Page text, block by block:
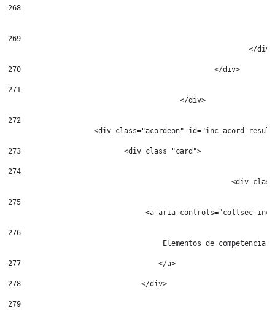
268
269
</
270
						</div>
271
272
<div class="acordeon" id="inc-acord-
273
                        <div class="card">
274
<div
275
<a aria-controls="collsec-
276
                                    Elementos de competencia
277
                                </a>
278
                            </div>
279